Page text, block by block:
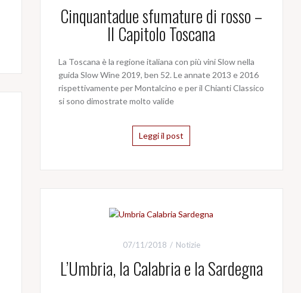
Cinquantadue sfumature di rosso –
Il Capitolo Toscana
La Toscana è la regione italiana con più vini Slow nella
guida Slow Wine 2019, ben 52. Le annate 2013 e 2016
rispettivamente per Montalcino e per il Chianti Classico
si sono dimostrate molto valide
Leggi il post
07/11/2018 Notizie
L’Umbria, la Calabria e la Sardegna